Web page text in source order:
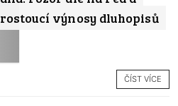
rostoucí výnosy dluhopisů
ČÍST VÍCE